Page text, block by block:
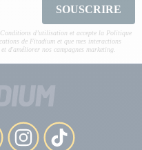
SOUSCRIRE
d’utilisation et accepte la Politique
de Fitadium et que mes interactions
d'améliorer nos campagnes marketing.